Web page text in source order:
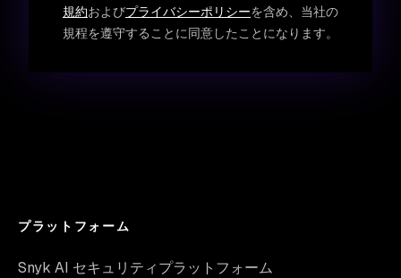
規約およびプライバシーポリシーを含め、当社の
規程を遵守することに同意したことになります。
プラットフォーム
Snyk AI セキュリティプラットフォーム